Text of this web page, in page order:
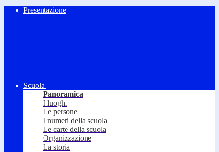
Presentazione
Scuola
Panoramica
I luoghi
Le persone
I numeri della scuola
Le carte della scuola
Organizzazione
La storia